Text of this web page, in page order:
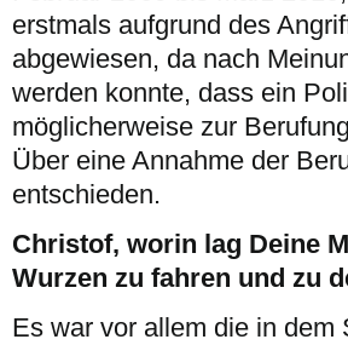
erstmals aufgrund des
abgewiesen, da nach
werden konnte, dass ein
möglicherweise zur
Über eine Annahme der
entschieden.
Christof, worin lag Deine
Wurzen zu fahren und zu
Es war vor allem die in